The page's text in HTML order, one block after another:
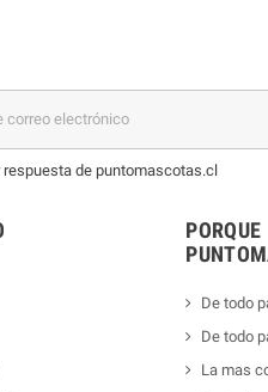
respuesta de puntomascotas.cl
PORQUE
De todo
De todo
La mas